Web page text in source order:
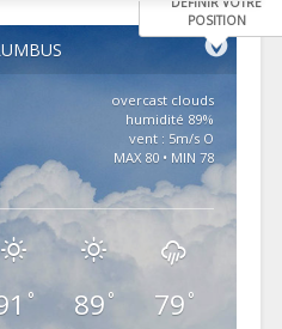
POSITION
overcast clouds
89% humidité
vent : 5m/s O
MAX 80 • MIN 78
° 89 ° 79 °